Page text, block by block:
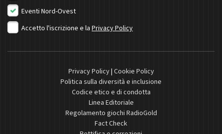
Eventi Nord-Ovest
Accetto l'iscrizione e la Privacy Policy
Privacy Policy| Cookie Policy
Politica sulla diversità e inclusione
Codice etico e di condotta
Linea Editoriale
Regolamento giochi RadioGold
Fact Check